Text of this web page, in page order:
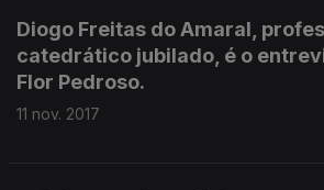
Diogo Freitas do Amaral,
catedrático jubilado, é o
Flor Pedroso.
11 nov. 2017